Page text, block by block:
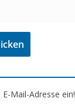
Mail-Adresse ein!